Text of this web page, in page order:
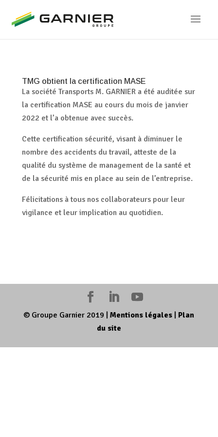
TMG obtient la certification MASE
La société Transports M. GARNIER a été auditée sur
la certification MASE au cours du mois de janvier
2022 et l’a obtenue avec succès.
Cette certification sécurité, visant à diminuer le
nombre des accidents du travail, atteste de la
qualité du système de management de la santé et
de la sécurité mis en place au sein de l’entreprise.
Félicitations à tous nos collaborateurs pour leur
vigilance et leur implication au quotidien.
© Groupe Garnier 2019 |Mentions légales
Plan
du site